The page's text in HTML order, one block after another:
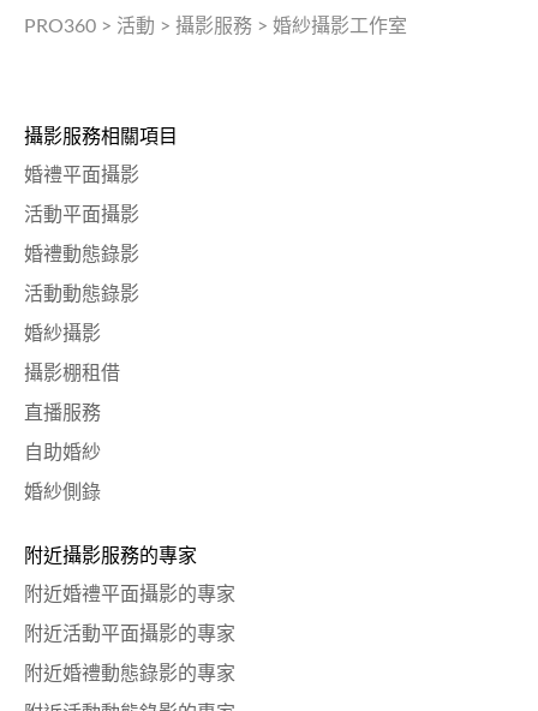
PRO360 > 活動 > 攝影服務 > 婚紗攝影工作室
攝影服務相關項目
婚禮平面攝影
活動平面攝影
婚禮動態錄影
活動動態錄影
婚紗攝影
攝影棚租借
直播服務
自助婚紗
婚紗側錄
附近攝影服務的專家
附近婚禮平面攝影的專家
附近活動平面攝影的專家
附近婚禮動態錄影的專家